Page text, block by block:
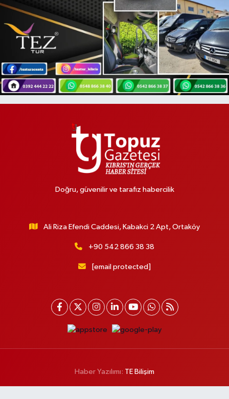
Doğru, güvenilir ve tarafız habercilik
Ali Riza Efendi Caddesi, Kabakci 2 Apt, Ortaköy
+90 542 866 38 38
[email protected]
Haber Yazılımı: TE Bilişim